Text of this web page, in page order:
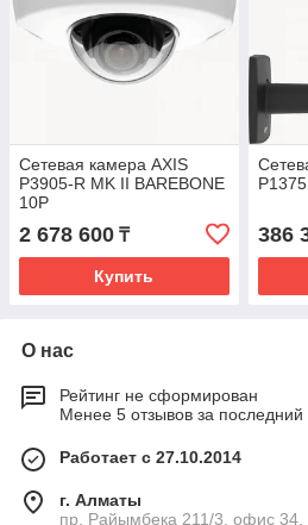
Сетевая камера AXIS
P3905-R MK II BAREBONE
10P
2 678 600 ₸
Купить
386
О нас
Рейтинг не сформирован
Менее 5 отзывов за последний
Работает с 27.10.2014
г. Алматы
пр. Райымбека 211/3, офис 34,